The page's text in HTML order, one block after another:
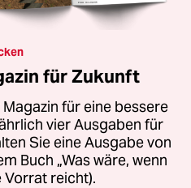
für Zukunft
Magazin für eine bessere
vier Ausgaben für
Sie eine Ausgabe von
Buch „Was wäre, wenn
Vorrat reicht).